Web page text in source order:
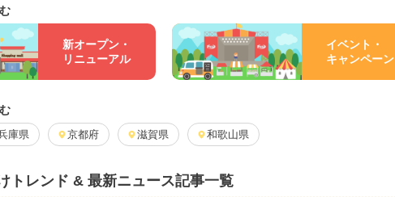
新オープン・
リニューアル
イベント・
キャンペーン
庫県 京都府 滋賀県 和歌山県
トレンド & 最新ニュース記事一覧